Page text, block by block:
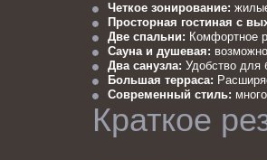
Четкое зонирование:
Просторная гостиная с
Две спальни: Комфортное
Сауна и душевая:
Два санузла: Удобство для
Большая терраса:
Современный стиль:
Краткое